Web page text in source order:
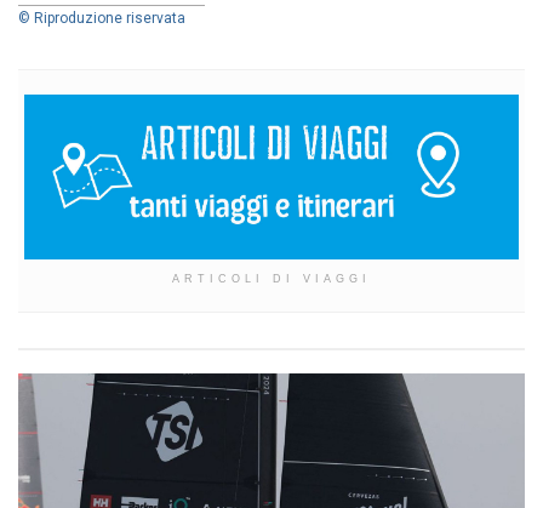
© Riproduzione riservata
ARTICOLI DI VIAGGI